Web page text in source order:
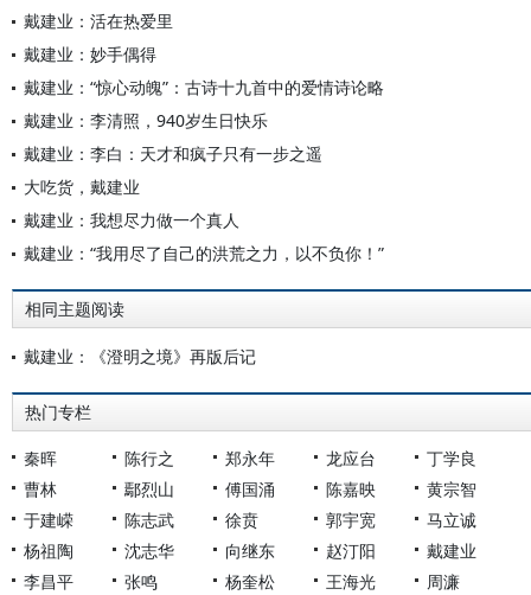
戴建业：活在热爱里
戴建业：妙手偶得
戴建业：“惊心动魄”：古诗十九首中的爱情诗论略
戴建业：李清照，940岁生日快乐
戴建业：李白：天才和疯子只有一步之遥
大吃货，戴建业
戴建业：我想尽力做一个真人
戴建业：“我用尽了自己的洪荒之力，以不负你！”
相同主题阅读
戴建业：《澄明之境》再版后记
热门专栏
秦晖 陈行之 郑永年 龙应台
丁学良
曹林
鄢烈山 傅国涌 陈嘉映
黄宗智
于建嵘
陈志武 徐贲 郭宇宽
马立诚
杨祖陶
沈志华 向继东 赵汀阳
戴建业
李昌平
张鸣 杨奎松 王海光 周濂